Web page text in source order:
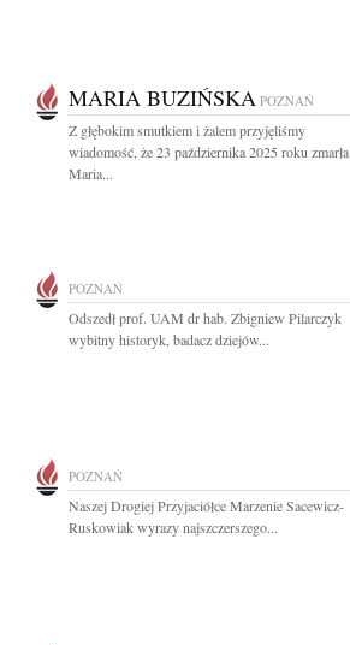
MARIA BUZIŃSKA POZNAŃ
Z głębokim smutkiem i żalem przyjęliśmy
wiadomość, że 23 października 2025 roku zmarła
Maria...
POZNAŃ
Odszedł prof. UAM dr hab. Zbigniew Pilarczyk
wybitny historyk, badacz dziejów...
POZNAŃ
Naszej Drogiej Przyjaciółce Marzenie Sacewicz-
Ruskowiak wyrazy najszczerszego...